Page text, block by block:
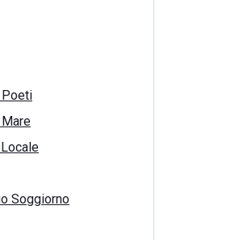
Poeti
Soggiorno